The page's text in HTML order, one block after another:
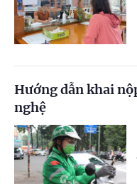
Hướng dẫn khai
nghệ